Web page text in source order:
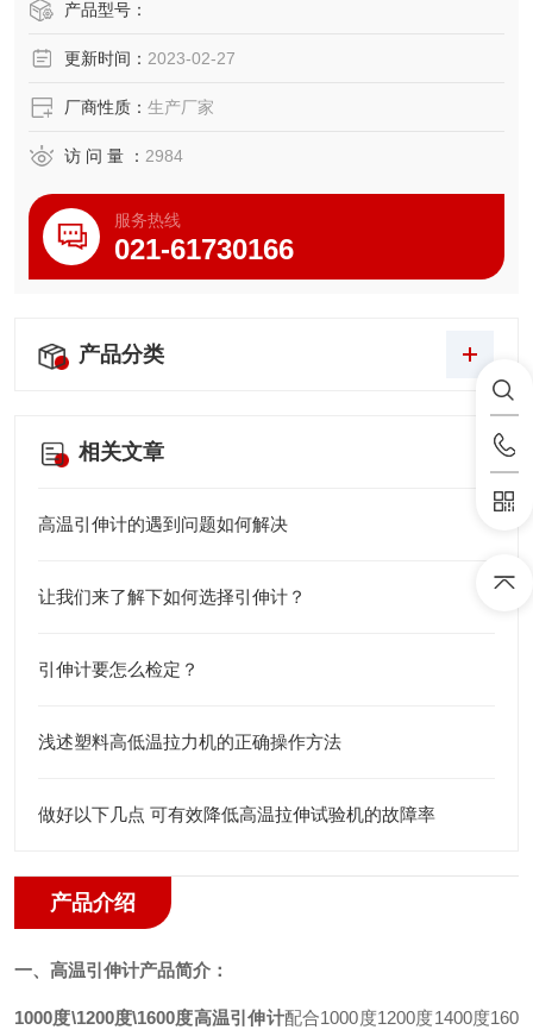
产品型号：
更新时间： 2023-02-27
厂商性质： 生产厂家
访 问 量 ： 2984
服务热线
021-61730166
产品分类
相关文章
高温引伸计的遇到问题如何解决
让我们来了解下如何选择引伸计？
引伸计要怎么检定？
浅述塑料高低温拉力机的正确操作方法
做好以下几点 可有效降低高温拉伸试验机的故障率
产品介绍
一、高温引伸计产品简介：
1000度\1200度\1600度高温引伸计配合1000度1200度1400度160